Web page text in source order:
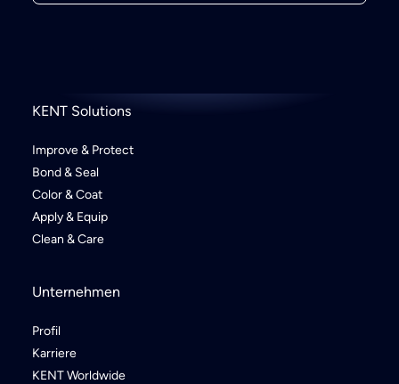
KENT Solutions
Improve & Protect
Bond & Seal
Color & Coat
Apply & Equip
Clean & Care
Unternehmen
Profil
Karriere
KENT Worldwide